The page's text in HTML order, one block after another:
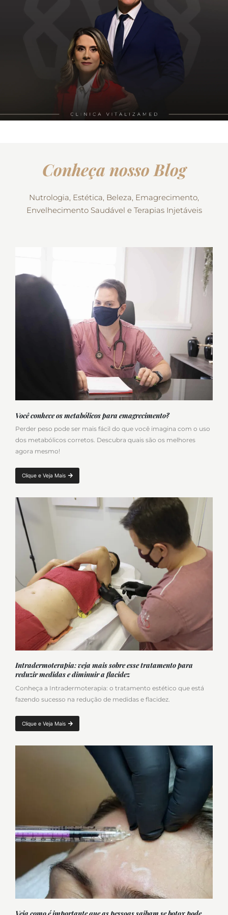
Conheça nosso Blog
Nutrologia, Estética, Beleza, Emagrecimento,
Envelhecimento Saudável e Terapias Injetáveis
Você conhece os metabólicos para emagrecimento?
Perder peso pode ser mais fácil do que você imagina com o uso
dos metabólicos corretos. Descubra quais são os melhores
agora mesmo!
Clique e Veja Mais
Intradermoterapia: veja mais sobre esse tratamento para
reduzir medidas e diminuir a flacidez
Conheça a Intradermoterapia: o tratamento estético que está
fazendo sucesso na redução de medidas e flacidez.
Clique e Veja Mais
Veja como é importante que as pessoas saibam se botox pode